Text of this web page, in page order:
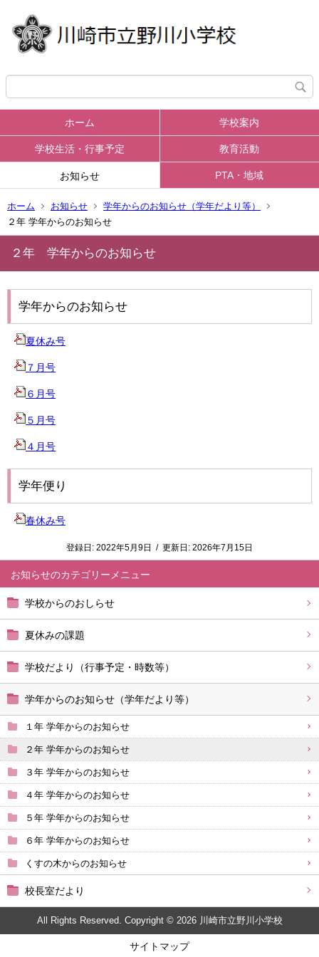
ホーム 学校案内
学校生活・行事予定 教育活動
お知らせ PTA・地域
ホーム お知らせ
学年からのお知らせ（学年だより等）
２年 学年からのお知らせ
お知らせ
学校からのおしらせ
夏休みの課題
学校だより（行事予定・時数等）
学年からのお知らせ（学年だより等）
１年 学年からのお知らせ
２年 学年からのお知らせ
３年 学年からのお知らせ
４年 学年からのお知らせ
５年 学年からのお知らせ
６年 学年からのお知らせ
くすの木からのお知らせ
校長室だより
２年 学年からのお知らせ
学年からのお知らせ
夏休み号
７月号
６月号
５月号
４月号
学年便り
春休み号
登録日: 2022年5月9日 / 更新日: 2026年7月15日
All Rights Reserved. Copyright © 2026 川崎市立野川小学校
サイトマップ